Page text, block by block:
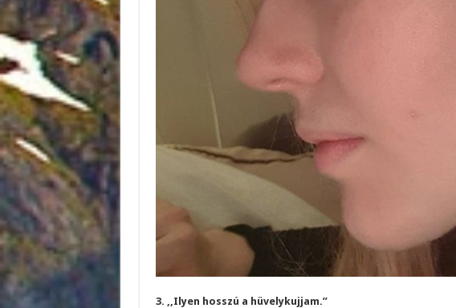
3. ,,Ilyen hosszú a hüvelykujjam.”